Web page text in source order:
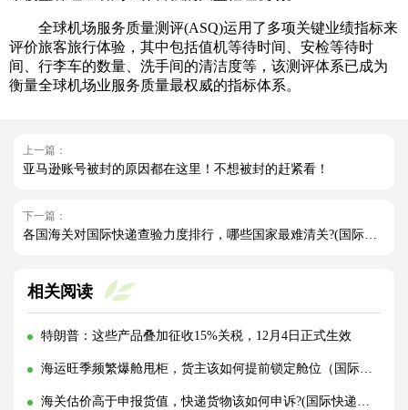
全球机场服务质量测评(ASQ)运用了多项关键业绩指标来
评价旅客旅行体验，其中包括值机等待时间、安检等待时
间、行李车的数量、洗手间的清洁度等，该测评体系已成为
衡量全球机场业服务质量最权威的指标体系。
上一篇：
亚马逊账号被封的原因都在这里！不想被封的赶紧看！
下一篇：
各国海关对国际快递查验力度排行，哪些国家最难清关?(国际快递干货知识分享)
相关阅读
特朗普：这些产品叠加征收15%关税，12月4日正式生效
海运旺季频繁爆舱甩柜，货主该如何提前锁定舱位（国际海运干货知识分享）
海关估价高于申报货值，快递货物该如何申诉?(国际快递干货知识分享)